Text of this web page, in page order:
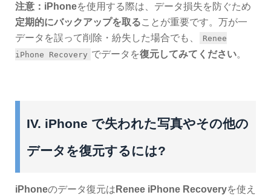
注意：iPhoneを使用する際は、データ損失を防ぐため
定期的にバックアップを取ることが重要です。万が一
データを誤って削除・紛失した場合でも、
Renee
iPhone Recovery でデータを復元してみてください。
IV. iPhone で失われた写真やその他の
データを復元するには?
iPhoneのデータ復元は Renee iPhone Recoveryを使え